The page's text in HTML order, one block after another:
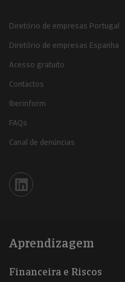
Diretório de empresas Portugal
Diretório de empresas Espanha
Acesso gratuito
Contactos
Iberinform
FAQs
Canal de denúncias
Iberinform en Linkedin
Aprendizagem
Financeira e Riscos